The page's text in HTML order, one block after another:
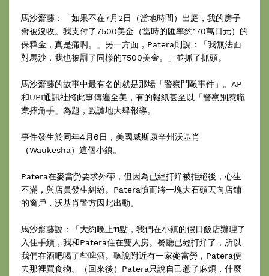
馬沙齋藤：「如果不在7月2日（當地時間）出庭，我的房子
會被沒收。我支付了7500美金（當時的匯率約170萬日元）的
保釋金，真是痛啊。」另一方面，Patera則說：「我無法面
對馬沙，我也被罰了同樣的7500美金。」並抓了抓頭。
馬沙齋藤的故事中最有名的就是那場「警察鬥毆事件」。AP
和UPI通訊社將此事傳遍全美，有的報紙甚至以「警察別惹職
業摔角手」為題，戲謔地大肆報導。
事件發生於同年4月6日，美國威斯康辛州沃基肖
（Waukesha）這個小鎮。
Patera在麥當勞要求外帶，但因為已經打烊被拒絕後，心生
不滿，與店員發生糾紛。Patera憤而將一塊大石頭丟向店鋪
的窗戶，沃基肖警方因此出動。
馬沙齋藤說：「大約晚上11點，我們在小鎮的假日飯店辦理了
入住手續，我和Patera住在雙人房。餐廳已經打烊了，所以
我們在酒吧喝了些啤酒。聽說附近有一家麥當勞，Patera便
去那裡買食物。（回來後）Patera只說自己惹了麻煩，什麼